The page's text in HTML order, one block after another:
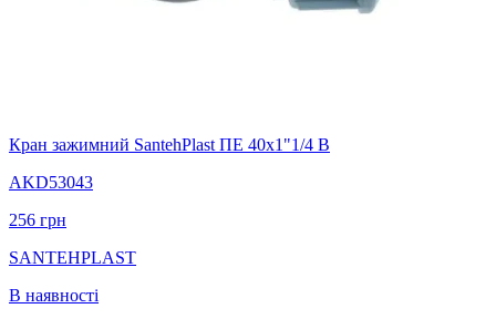
Кран зажимний SantehPlast ПЕ 40х1"1/4 В
AKD53043
256 грн
SANTEHPLAST
В наявності